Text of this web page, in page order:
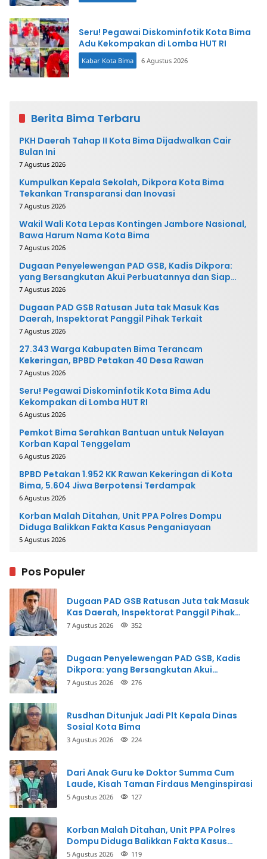
Seru! Pegawai Diskominfotik Kota Bima
Adu Kekompakan di Lomba HUT RI
Kabar Kota Bima 6 Agustus 2026
Berita Bima Terbaru
PKH Daerah Tahap II Kota Bima Dijadwalkan Cair
Bulan Ini
7 Agustus 2026
Kumpulkan Kepala Sekolah, Dikpora Kota Bima
Tekankan Transparansi dan Inovasi
7 Agustus 2026
Wakil Wali Kota Lepas Kontingen Jambore Nasional,
Bawa Harum Nama Kota Bima
7 Agustus 2026
Dugaan Penyelewengan PAD GSB, Kadis Dikpora:
yang Bersangkutan Akui Perbuatannya dan Siap
Mengembalikan Uang
7 Agustus 2026
Dugaan PAD GSB Ratusan Juta tak Masuk Kas
Daerah, Inspektorat Panggil Pihak Terkait
7 Agustus 2026
27.343 Warga Kabupaten Bima Terancam
Kekeringan, BPBD Petakan 40 Desa Rawan
7 Agustus 2026
Seru! Pegawai Diskominfotik Kota Bima Adu
Kekompakan di Lomba HUT RI
6 Agustus 2026
Pemkot Bima Serahkan Bantuan untuk Nelayan
Korban Kapal Tenggelam
6 Agustus 2026
BPBD Petakan 1.952 KK Rawan Kekeringan di Kota
Bima, 5.604 Jiwa Berpotensi Terdampak
6 Agustus 2026
Korban Malah Ditahan, Unit PPA Polres Dompu
Diduga Balikkan Fakta Kasus Penganiayaan
5 Agustus 2026
Pos Populer
Dugaan PAD GSB Ratusan Juta tak Masuk
Kas Daerah, Inspektorat Panggil Pihak
Terkait
7 Agustus 2026 352
Dugaan Penyelewengan PAD GSB, Kadis
Dikpora: yang Bersangkutan Akui
Perbuatannya dan Siap Mengembalikan
7 Agustus 2026 276
Rusdhan Ditunjuk Jadi Plt Kepala Dinas
Sosial Kota Bima
3 Agustus 2026 224
Dari Anak Guru ke Doktor Summa Cum
Laude, Kisah Taman Firdaus Menginspirasi
5 Agustus 2026 127
Korban Malah Ditahan, Unit PPA Polres
Dompu Diduga Balikkan Fakta Kasus
Penganiayaan
5 Agustus 2026 119